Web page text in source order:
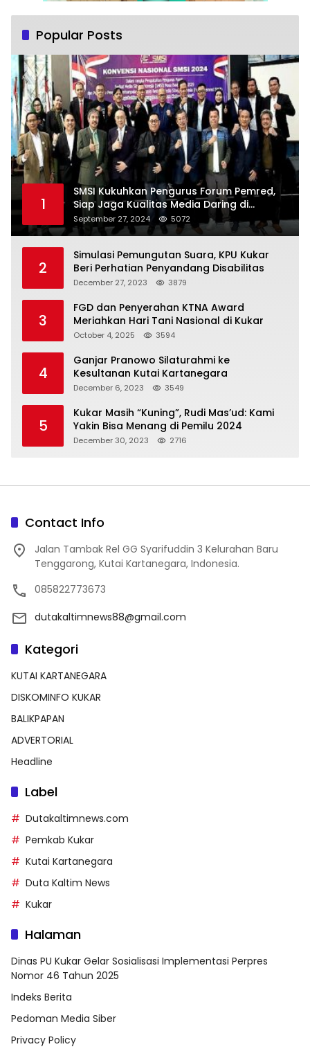
Popular Posts
1
SMSI Kukuhkan Pengurus Forum Pemred,
Siap Jaga Kualitas Media Daring di
Indonesia
September 27, 2024 5072
2
Simulasi Pemungutan Suara, KPU Kukar
Beri Perhatian Penyandang Disabilitas
December 27, 2023 3879
3
FGD dan Penyerahan KTNA Award
Meriahkan Hari Tani Nasional di Kukar
October 4, 2025 3594
4
Ganjar Pranowo Silaturahmi ke
Kesultanan Kutai Kartanegara
December 6, 2023 3549
5
Kukar Masih “Kuning”, Rudi Mas’ud: Kami
Yakin Bisa Menang di Pemilu 2024
December 30, 2023 2716
Contact Info
Jalan Tambak Rel GG Syarifuddin 3 Kelurahan Baru
Tenggarong, Kutai Kartanegara, Indonesia.
085822773673
dutakaltimnews88@gmail.com
Kategori
KUTAI KARTANEGARA
DISKOMINFO KUKAR
BALIKPAPAN
ADVERTORIAL
Headline
Label
Dutakaltimnews.com
Pemkab Kukar
Kutai Kartanegara
Duta Kaltim News
Kukar
Halaman
Dinas PU Kukar Gelar Sosialisasi Implementasi Perpres
Nomor 46 Tahun 2025
Indeks Berita
Pedoman Media Siber
Privacy Policy